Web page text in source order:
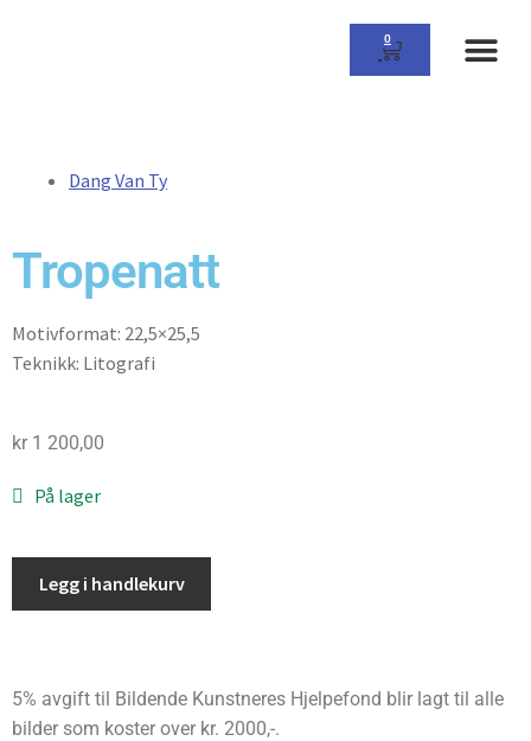
0
Dang Van Ty
Tropenatt
Motivformat: 22,5×25,5
Teknikk: Litografi
kr 1 200,00
På lager
Legg i handlekurv
5% avgift til Bildende Kunstneres Hjelpefond blir lagt til alle
bilder som koster over kr. 2000,-.